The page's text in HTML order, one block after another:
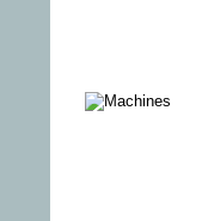
DRAUCLA
TRIPLE